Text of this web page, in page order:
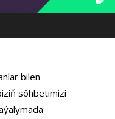
bilen
söhbetimizi